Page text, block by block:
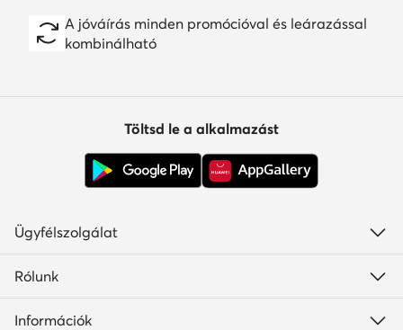
A jóváírás minden promócióval és leárazással
kombinálható
Töltsd le a alkalmazást
Ügyfélszolgálat
Rólunk
Információk